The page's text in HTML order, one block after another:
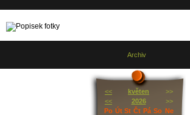
Archiv
<< květen
>>
<<
2026
>>
Po Út St Čt Pá So Ne